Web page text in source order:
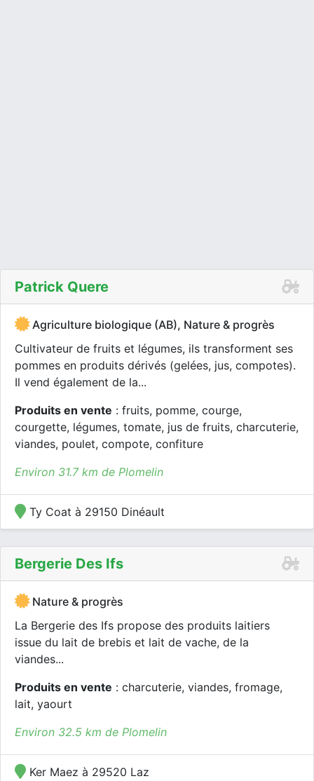
Patrick Quere
Agriculture biologique (AB), Nature & progrès
Cultivateur de fruits et légumes, ils transforment ses
pommes en produits dérivés (gelées, jus, compotes).
Il vend également de la...
Produits en vente : fruits, pomme, courge,
courgette, légumes, tomate, jus de fruits, charcuterie,
viandes, poulet, compote, confiture
Environ 31.7 km de Plomelin
Ty Coat à 29150 Dinéault
Bergerie Des Ifs
Nature & progrès
La Bergerie des Ifs propose des produits laitiers
issue du lait de brebis et lait de vache, de la
viandes...
Produits en vente : charcuterie, viandes, fromage,
lait, yaourt
Environ 32.5 km de Plomelin
Ker Maez à 29520 Laz